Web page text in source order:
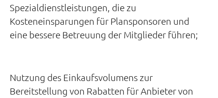
Spezialdienstleistungen, die zu
Kosteneinsparungen für Plansponsoren und
eine bessere Betreuung der Mitglieder führen;
Nutzung des Einkaufsvolumens zur
Bereitstellung von Rabatten für Anbieter von